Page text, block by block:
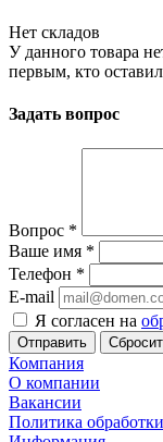
Нет складов
У данного товара
первым, кто
Задать вопрос
Вопрос *
Ваше имя *
Телефон *
E-mail
Я согласен на
Компания
О компании
Вакансии
Политика